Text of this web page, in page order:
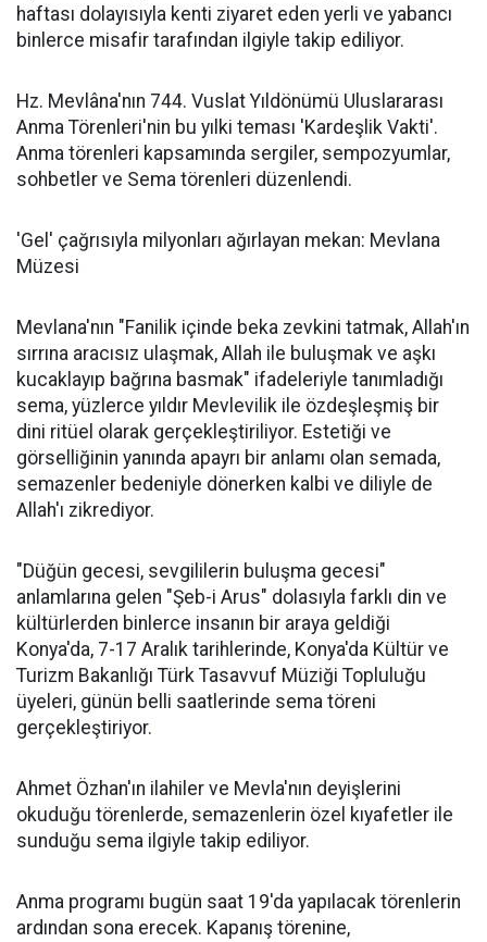
haftası dolayısıyla kenti ziyaret eden yerli ve yabancı
binlerce misafir tarafından ilgiyle takip ediliyor.
Hz. Mevlâna'nın 744. Vuslat Yıldönümü Uluslararası
Anma Törenleri'nin bu yılki teması 'Kardeşlik Vakti'.
Anma törenleri kapsamında sergiler, sempozyumlar,
sohbetler ve Sema törenleri düzenlendi.
'Gel' çağrısıyla milyonları ağırlayan mekan: Mevlana
Müzesi
Mevlana'nın "Fanilik içinde beka zevkini tatmak, Allah'ın
sırrına aracısız ulaşmak, Allah ile buluşmak ve aşkı
kucaklayıp bağrına basmak" ifadeleriyle tanımladığı
sema, yüzlerce yıldır Mevlevilik ile özdeşleşmiş bir
dini ritüel olarak gerçekleştiriliyor. Estetiği ve
görselliğinin yanında apayrı bir anlamı olan semada,
semazenler bedeniyle dönerken kalbi ve diliyle de
Allah'ı zikrediyor.
"Düğün gecesi, sevgililerin buluşma gecesi"
anlamlarına gelen "Şeb-i Arus" dolasıyla farklı din ve
kültürlerden binlerce insanın bir araya geldiği
Konya'da, 7-17 Aralık tarihlerinde, Konya'da Kültür ve
Turizm Bakanlığı Türk Tasavvuf Müziği Topluluğu
üyeleri, günün belli saatlerinde sema töreni
gerçekleştiriyor.
Ahmet Özhan'ın ilahiler ve Mevla'nın deyişlerini
okuduğu törenlerde, semazenlerin özel kıyafetler ile
sunduğu sema ilgiyle takip ediliyor.
Anma programı bugün saat 19'da yapılacak törenlerin
ardından sona erecek. Kapanış törenine,